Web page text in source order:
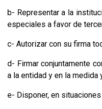
b- Representar a la
especiales a favor de
c- Autorizar con su firma
d- Firmar conjuntamente
a la entidad y en la
e- Disponer, en